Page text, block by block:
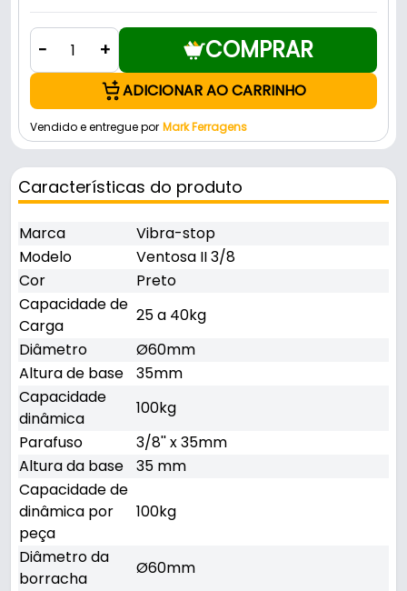
- + COMPRAR
ADICIONAR AO CARRINHO
Vendido e entregue por Mark Ferragens
Características do produto
Marca
Vibra-stop
Modelo
Ventosa II 3/8
Cor
Preto
Capacidade de
Carga
25 a 40kg
Diâmetro
Ø60mm
Altura de base
35mm
Capacidade
dinâmica
100kg
Parafuso
3/8'' x 35mm
Altura da base
35 mm
Capacidade de
dinâmica por
peça
100kg
Diâmetro da
borracha
Ø60mm